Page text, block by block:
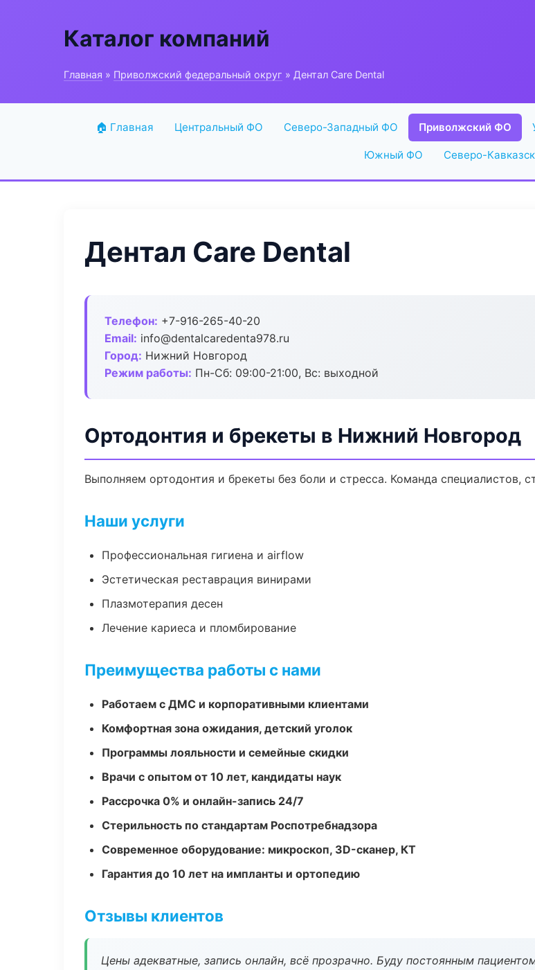
Каталог компаний
Главная » Приволжский федеральный округ » Дентал Care Dental
🏠 Главная Центральный ФО Северо-Западный ФО Приволжский ФО
Южный ФО Северо-
Дентал Care Dental
Телефон: +7-916-265-40-20
Email: info@dentalcaredenta978.ru
Город: Нижний Новгород
Режим работы: Пн-Сб: 09:00-21:00, Вс: выходной
Ортодонтия и брекеты в Нижний Новгород
Выполняем ортодонтия и брекеты без боли и стресса. Команда специалистов,
Наши услуги
Профессиональная гигиена и airflow
Эстетическая реставрация винирами
Плазмотерапия десен
Лечение кариеса и пломбирование
Преимущества работы с нами
Работаем с ДМС и корпоративными клиентами
Комфортная зона ожидания, детский уголок
Программы лояльности и семейные скидки
Врачи с опытом от 10 лет, кандидаты наук
Рассрочка 0% и онлайн-запись 24/7
Стерильность по стандартам Роспотребнадзора
Современное оборудование: микроскоп, 3D-сканер, КТ
Гарантия до 10 лет на импланты и ортопедию
Отзывы клиентов
Цены адекватные, запись онлайн, всё прозрачно. Буду постоянным